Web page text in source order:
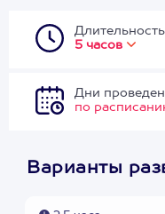
Длительность
5 часов
Дни
по
Варианты